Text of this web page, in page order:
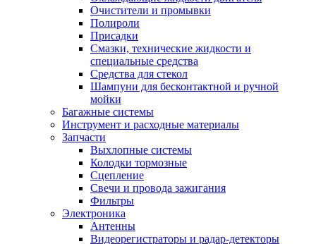
Очистители и промывки
Полироли
Присадки
Смазки, технические жидкости и
специальные средства
Средства для стекол
Шампуни для бесконтактной и ручной
мойки
Багажные системы
Инструмент и расходные материалы
Запчасти
Выхлопные системы
Колодки тормозные
Сцепление
Свечи и провода зажигания
Фильтры
Электроника
Антенны
Видеорегистраторы и радар-детекторы